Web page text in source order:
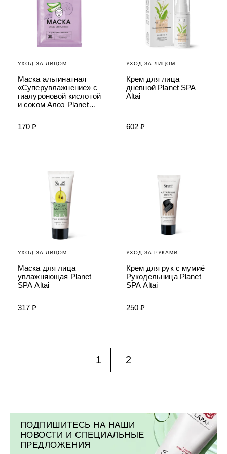
УХОД ЗА ЛИЦОМ
Маска альгинатная
«Суперувлажнение» с
гиалуроновой кислотой
и соком Алоэ Planet
170 ₽
УХОД ЗА ЛИЦОМ
Крем для лица
дневной Planet SPA
Altai
602 ₽
УХОД ЗА ЛИЦОМ
Маска для лица
увлажняющая Planet
SPA Altai
317 ₽
УХОД ЗА РУКАМИ
Крем для рук с мумиё
Рукодельница Planet
SPA Altai
250 ₽
1 2
ПОДПИШИТЕСЬ НА НАШИ
НОВОСТИ И СПЕЦИАЛЬНЫЕ
ПРЕДЛОЖЕНИЯ